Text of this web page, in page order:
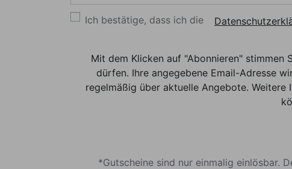
Ich bestätige, dass ich die
Mit dem Klicken auf "Abonnieren" stimmen
dürfen. Ihre angegebene Email-Adresse
regelmäßig über aktuelle Angebote. Weitere
*Gutscheine sind nur einmalig einlösbar.